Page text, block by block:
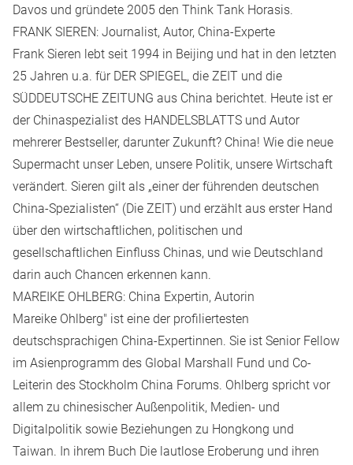
Davos und gründete 2005 den Think Tank Horasis.
FRANK SIEREN: Journalist, Autor, China-Experte
Frank Sieren lebt seit 1994 in Beijing und hat in den letzten
25 Jahren u.a. für DER SPIEGEL, die ZEIT und die
SÜDDEUTSCHE ZEITUNG aus China berichtet. Heute ist er
der Chinaspezialist des HANDELSBLATTS und Autor
mehrerer Bestseller, darunterZukunft? China! Wie die neue
Supermacht unser Leben, unsere Politik, unsere Wirtschaft
verändert. Sieren gilt als „einer der führenden deutschen
China-Spezialisten“ (Die ZEIT) und erzählt aus erster Hand
über den wirtschaftlichen, politischen und
gesellschaftlichen Einfluss Chinas, und wie Deutschland
darin auch Chancen erkennen kann.
MAREIKE OHLBERG: China Expertin, Autorin
Mareike Ohlberg" ist eine der profiliertesten
deutschsprachigen China-Expertinnen. Sie ist Senior Fellow
im Asienprogramm des Global Marshall Fund und Co-
Leiterin des Stockholm China Forums. Ohlberg spricht vor
allem zu chinesischer Außenpolitik, Medien- und
Digitalpolitik sowie Beziehungen zu Hongkong und
Taiwan. In ihrem Buch Die lautlose Eroberung und ihren